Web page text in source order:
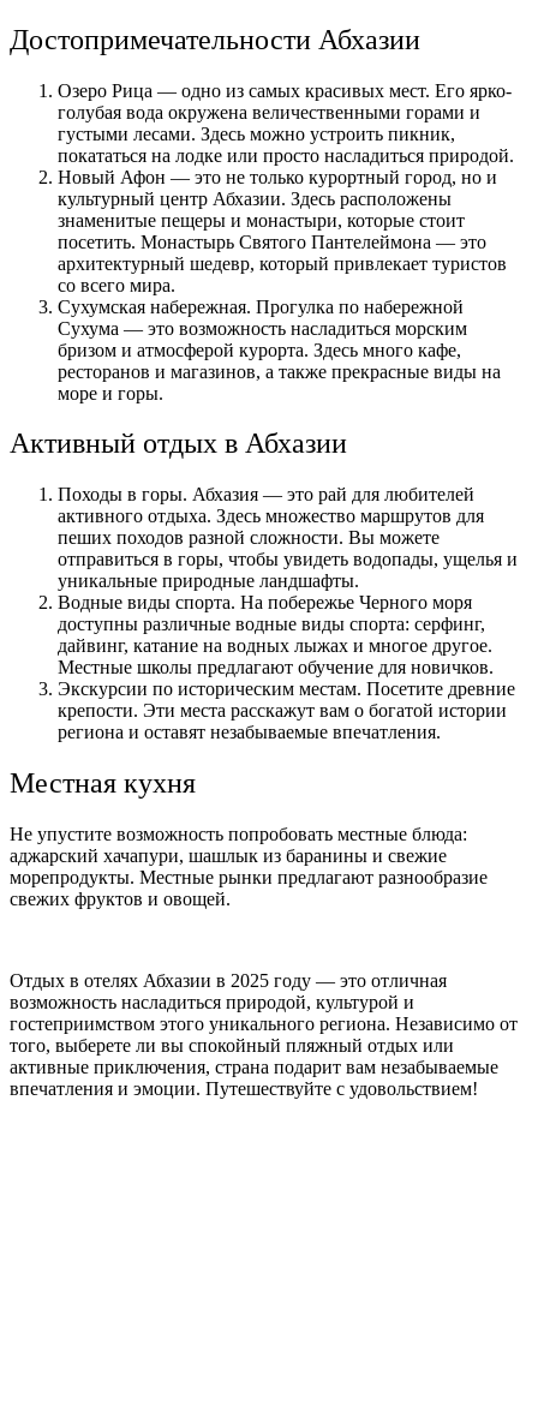
Достопримечательности Абхазии
Озеро Рица — одно из самых красивых мест. Его ярко-
голубая вода окружена величественными горами и
густыми лесами. Здесь можно устроить пикник,
покататься на лодке или просто насладиться природой.
Новый Афон — это не только курортный город, но и
культурный центр Абхазии. Здесь расположены
знаменитые пещеры и монастыри, которые стоит
посетить. Монастырь Святого Пантелеймона — это
архитектурный шедевр, который привлекает туристов
со всего мира.
Сухумская набережная. Прогулка по набережной
Сухума — это возможность насладиться морским
бризом и атмосферой курорта. Здесь много кафе,
ресторанов и магазинов, а также прекрасные виды на
море и горы.
Активный отдых в Абхазии
Походы в горы. Абхазия — это рай для любителей
активного отдыха. Здесь множество маршрутов для
пеших походов разной сложности. Вы можете
отправиться в горы, чтобы увидеть водопады, ущелья и
уникальные природные ландшафты.
Водные виды спорта. На побережье Черного моря
доступны различные водные виды спорта: серфинг,
дайвинг, катание на водных лыжах и многое другое.
Местные школы предлагают обучение для новичков.
Экскурсии по историческим местам. Посетите древние
крепости. Эти места расскажут вам о богатой истории
региона и оставят незабываемые впечатления.
Местная кухня
Не упустите возможность попробовать местные блюда:
аджарский хачапури, шашлык из баранины и свежие
морепродукты. Местные рынки предлагают разнообразие
свежих фруктов и овощей.
Отдых в отелях Абхазии в 2025 году — это отличная
возможность насладиться природой, культурой и
гостеприимством этого уникального региона. Независимо от
того, выберете ли вы спокойный пляжный отдых или
активные приключения, страна подарит вам незабываемые
впечатления и эмоции. Путешествуйте с удовольствием!